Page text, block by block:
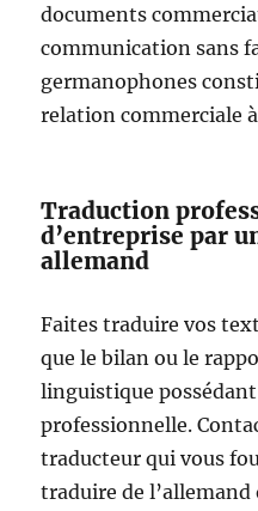
documents
communication sans
germanophones
relation commerciale
Traduction
d’entreprise par
allemand
Faites traduire vos
que le bilan ou le
linguistique
professionnelle.
traducteur qui vous
traduire de l’allemand